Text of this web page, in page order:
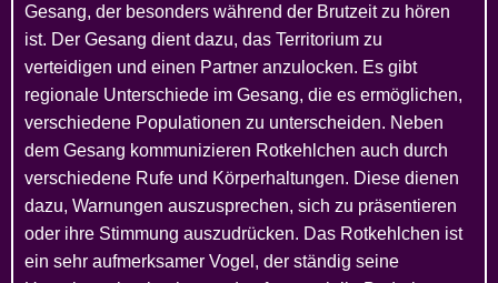
Gesang, der besonders während der Brutzeit zu hören
ist. Der Gesang dient dazu, das Territorium zu
verteidigen und einen Partner anzulocken. Es gibt
regionale Unterschiede im Gesang, die es ermöglichen,
verschiedene Populationen zu unterscheiden. Neben
dem Gesang kommunizieren Rotkehlchen auch durch
verschiedene Rufe und Körperhaltungen. Diese dienen
dazu, Warnungen auszusprechen, sich zu präsentieren
oder ihre Stimmung auszudrücken. Das Rotkehlchen ist
ein sehr aufmerksamer Vogel, der ständig seine